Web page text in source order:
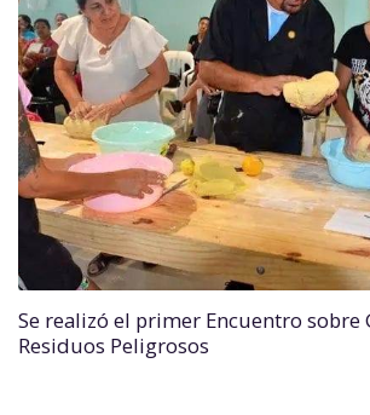
Se realizó el primer Encuentro sobre
Residuos Peligrosos